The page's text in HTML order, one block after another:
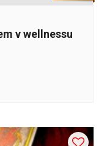
v wellnessu